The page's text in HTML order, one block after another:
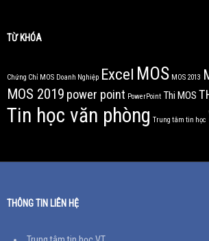
TỪ KHÓA
Chứng Chỉ MOS Doanh Nghiệp Excel MOS MOS 2013
MOS 2019 power point PowerPoint Thi MOS
Tin học văn phòng Trung tâm tin học
THÔNG TIN LIÊN HỆ